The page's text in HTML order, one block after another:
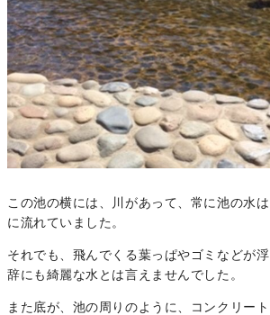
この池の横には、川があって、常に池の水
に流れていました。
それでも、飛んでくる葉っぱやゴミなどが
辞にも綺麗な水とは言えませんでした。
また底が、池の周りのように、コンクリー